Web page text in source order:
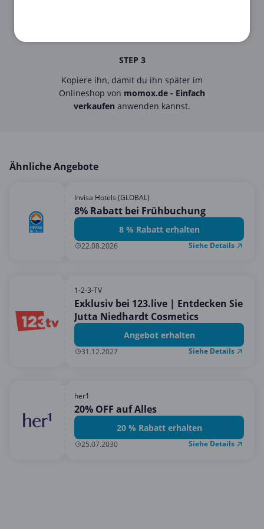
STEP 3
Kopiere ihn, damit du ihn später im
Onlineshop von momox.de - Einfach
verkaufen anwenden kannst.
Ähnliche Angebote
Invisa Hotels (GLOBAL)
8% Rabatt bei Frühbuchung
8 % Rabatt erhalten
22.08.2026 Siehe Details
1-2-3-TV
Exklusiv bei 123.live | Entdecken Sie
Jutta Niedhardt Cosmetics
Angebot erhalten
31.12.2027 Siehe Details
her1
20% OFF auf Alles
20 % Rabatt erhalten
25.07.2030 Siehe Details